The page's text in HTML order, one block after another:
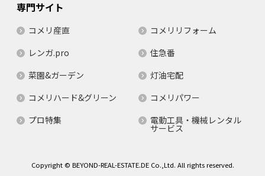
専門サイト
コメリ産直
コメリリフォーム
レンガ.pro
住急番
菜園&ガーデン
灯油宅配
コメリハード&グリーン
コメリパワー
プロ特集
電動工具・機械レンタル
サービス
Copyright © BEYOND-REAL-ESTATE.DE Co.,Ltd. All rights reserved.